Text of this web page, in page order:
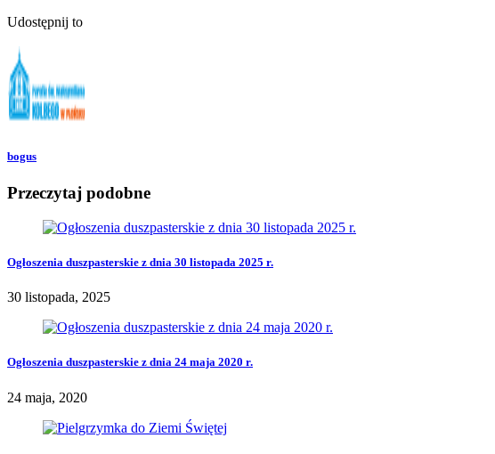
Udostępnij to
bogus
Przeczytaj podobne
Ogłoszenia duszpasterskie z dnia 30 listopada 2025 r.
30 listopada, 2025
Ogłoszenia duszpasterskie z dnia 24 maja 2020 r.
24 maja, 2020